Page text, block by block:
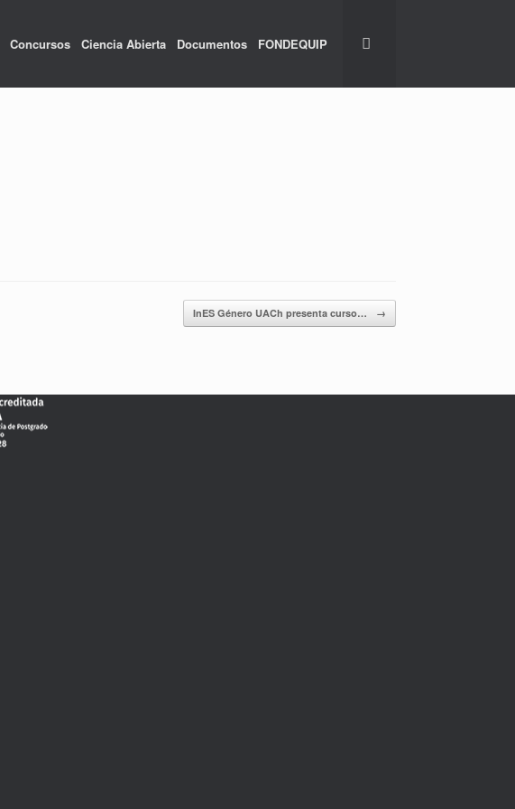
Concursos Ciencia Abierta Documentos FONDEQUIP
InES Género UACh presenta curso… →